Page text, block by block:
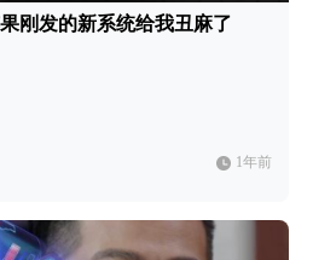
刚发的新系统给我丑麻了
1年前